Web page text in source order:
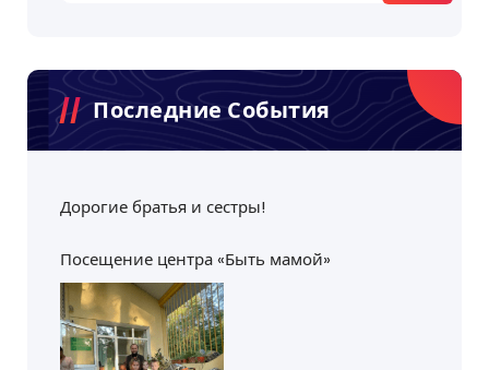
Последние События
Дорогие братья и сестры!
Посещение центра «Быть мамой»